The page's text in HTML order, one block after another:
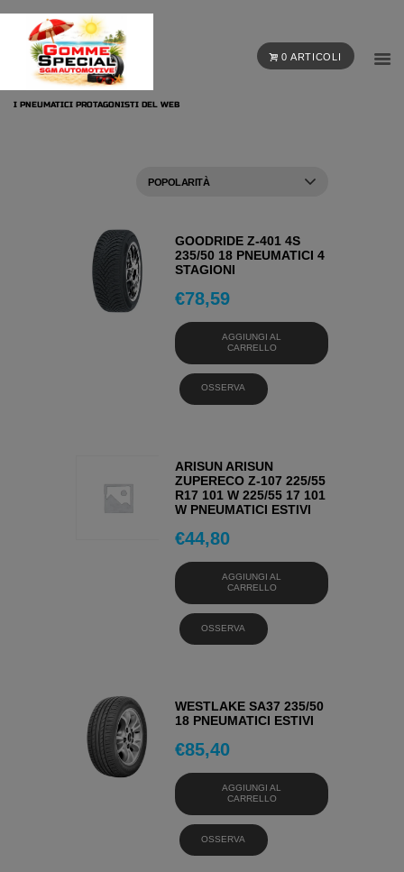
0 ARTICOLI
I PNEUMATICI PROTAGONISTI DEL WEB
GOODRIDE Z-401 4S
235/50 18 PNEUMATICI 4
STAGIONI
€78,59
AGGIUNGI AL
CARRELLO
OSSERVA
ARISUN ARISUN
ZUPERECO Z-107 225/55
R17 101 W 225/55 17 101
W PNEUMATICI ESTIVI
€44,80
AGGIUNGI AL
CARRELLO
OSSERVA
WESTLAKE SA37 235/50
18 PNEUMATICI ESTIVI
€85,40
AGGIUNGI AL
CARRELLO
OSSERVA